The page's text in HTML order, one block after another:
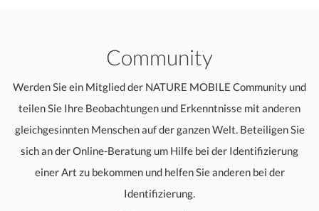
Community
Werden Sie ein Mitglied der NATURE MOBILE Community und
teilen Sie Ihre Beobachtungen und Erkenntnisse mit anderen
gleichgesinnten Menschen auf der ganzen Welt. Beteiligen Sie
sich an der Online-Beratung um Hilfe bei der Identifizierung
einer Art zu bekommen und helfen Sie anderen bei der
Identifizierung.